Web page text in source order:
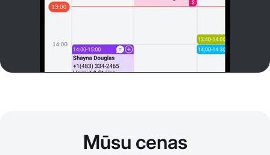
Mūsu cenas